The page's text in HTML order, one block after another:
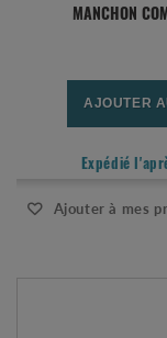
MANCHON
AJOUTER
Expédié
Ajouter à mes